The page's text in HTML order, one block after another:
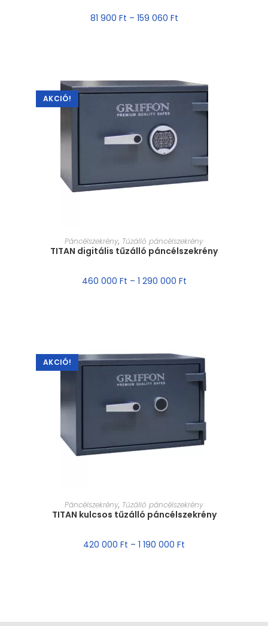
81 900 Ft – 159 060 Ft
AKCIÓ!
MÉRET VÁLASZTÁSA
Páncélszekrény, Tűzálló páncélszekrény
TITAN digitális tűzálló páncélszekrény
460 000 Ft – 1 290 000 Ft
AKCIÓ!
MÉRET VÁLASZTÁSA
Páncélszekrény, Tűzálló páncélszekrény
TITAN kulcsos tűzálló páncélszekrény
420 000 Ft – 1 190 000 Ft